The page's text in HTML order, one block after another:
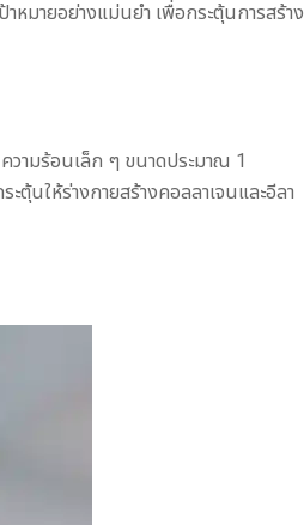
มายอย่างแม่นยำ เพื่อกระตุ้นการสร้าง
วามร้อนเล็ก ๆ ขนาดประมาณ 1
นให้ร่างกายสร้างคอลลาเจนและอีลา